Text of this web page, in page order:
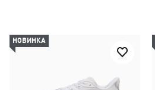
НОВИНКА